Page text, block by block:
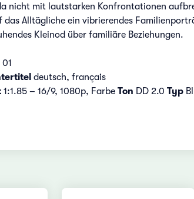
nicht mit lautstarken Konfrontationen
das Alltägliche ein vibrierendes
Kleinod über familiäre Beziehungen.
deutsch, français
1:1.85 – 16/9, 1080p, FarbeTon DD 2.0 Typ